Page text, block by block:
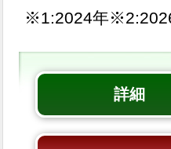
※1: ※2:
詳細